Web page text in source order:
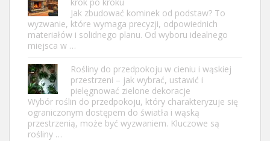
Jak zbudować kominek od podstaw? To
wyzwanie, które wymaga precyzji, odpowiednich
materiałów i solidnego planu. Od wyboru idealnego
miejsca w …
Rośliny do przedpokoju w cieniu i wąskiej
przestrzeni – jak wybrać, ustawić i
pielęgnować zielone dekoracje
Wybór roślin do przedpokoju, który charakteryzuje się
ograniczonym dostępem do światła i wąską
przestrzenią, może być wyzwaniem. Kluczowe są
rośliny …